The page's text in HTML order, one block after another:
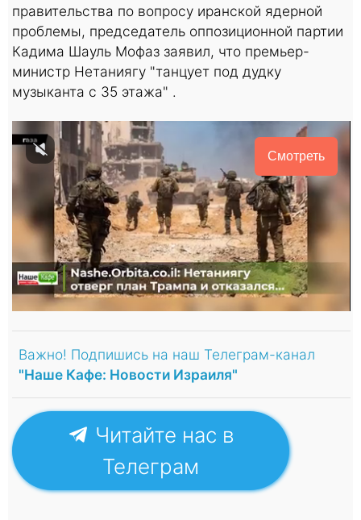
правительства по вопросу иранской ядерной
проблемы, председатель оппозиционной партии
Кадима Шауль Мофаз заявил, что премьер-
министр Нетаниягу "танцует под дудку
музыканта с 35 этажа" .
Смотреть
Важно! Подпишись на наш Телеграм-канал
"Наше Кафе: Новости Израиля"
Читайте нас в
Телеграм